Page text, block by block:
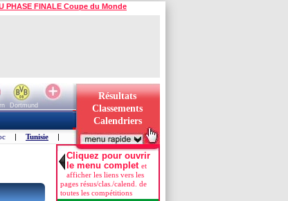
PHASE FINALE Coupe du Monde
Dortmund
Résultats
Classements
Calendriers
| Tunisie |
Cliquez pour ouvrir
le menu complet et
afficher les liens vers les
pages résus/clas./calend. de
toutes les compétitions